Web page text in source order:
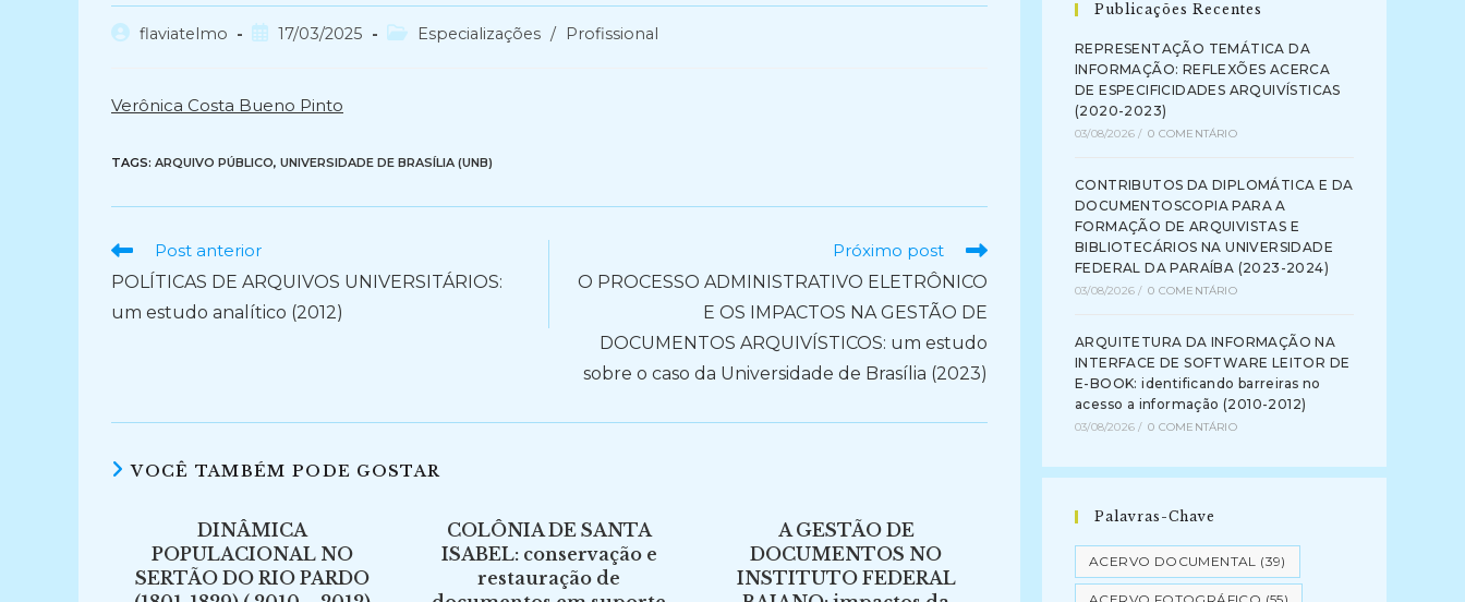
Autorflaviatelmo
Post17/03/2025
Categoria
Especializações / Profissional
Verônica Costa Bueno Pinto
TAGS: ARQUIVO PÚBLICO, UNIVERSIDADE DE BRASÍLIA (UNB)
Ler
artigos
Post anterior
POLÍTICAS DE ARQUIVOS UNIVERSITÁRIOS:
um estudo analítico (2012)
Próximo post
O PROCESSO ADMINISTRATIVO ELETRÔNICO
E OS IMPACTOS NA GESTÃO DE
DOCUMENTOS ARQUIVÍSTICOS: um estudo
sobre o caso da Universidade de Brasília (2023)
VOCÊ TAMBÉM PODE GOSTAR
DINÂMICA
POPULACIONAL NO
SERTÃO DO RIO PARDO
COLÔNIA DE SANTA
ISABEL: conservação e
restauração de
A GESTÃO DE
DOCUMENTOS NO
INSTITUTO FEDERAL
Publicações Recentes
REPRESENTAÇÃO TEMÁTICA DA
INFORMAÇÃO: REFLEXÕES ACERCA
DE ESPECIFICIDADES ARQUIVÍSTICAS
(2020-2023)
03/08/2026 / 0 COMENTÁRIO
CONTRIBUTOS DA DIPLOMÁTICA E DA
DOCUMENTOSCOPIA PARA A
FORMAÇÃO DE ARQUIVISTAS E
BIBLIOTECÁRIOS NA UNIVERSIDADE
FEDERAL DA PARAÍBA (2023-2024)
03/08/2026 / 0 COMENTÁRIO
ARQUITETURA DA INFORMAÇÃO NA
INTERFACE DE SOFTWARE LEITOR DE
E-BOOK: identificando barreiras no
acesso a informação (2010-2012)
03/08/2026 / 0 COMENTÁRIO
Palavras-Chave
ACERVO DOCUMENTAL (39)